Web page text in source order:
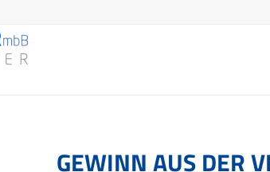
GEWINN AUS DER